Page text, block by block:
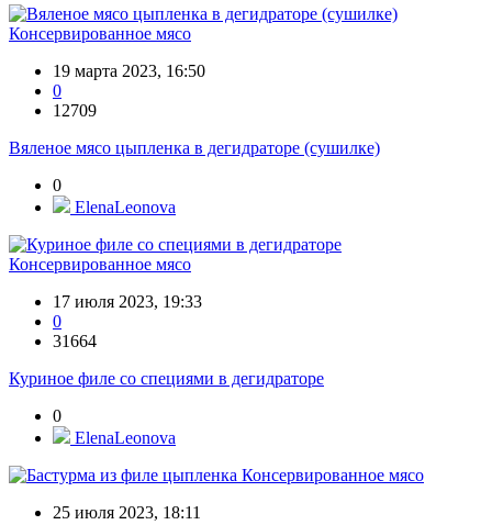
Консервированное мясо
19 марта 2023, 16:50
0
12709
Вяленое мясо цыпленка в дегидраторе (сушилке)
0
ElenaLeonova
Консервированное мясо
17 июля 2023, 19:33
0
31664
Куриное филе со специями в дегидраторе
0
ElenaLeonova
Консервированное мясо
25 июля 2023, 18:11